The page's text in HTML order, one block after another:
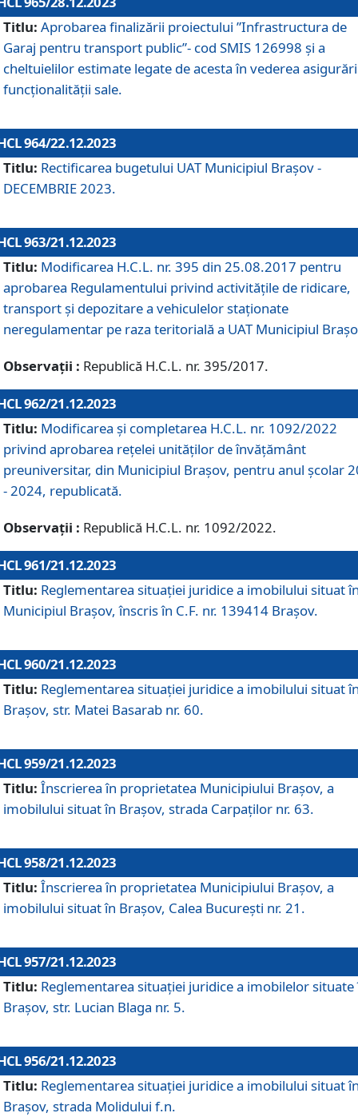
Titlu: Aprobarea finalizării proiectului ”Infrastructura de
Garaj pentru transport public”- cod SMIS 126998 și a
cheltuielilor estimate legate de acesta în vederea
funcționalității sale.
964/22.12.2023
Titlu: Rectificarea bugetului UAT Municipiul Braşov -
DECEMBRIE 2023.
963/21.12.2023
Titlu: Modificarea H.C.L. nr. 395 din 25.08.2017 pentru
aprobarea Regulamentului privind activitățile de ridicare,
transport şi depozitare a vehiculelor staționate
neregulamentar pe raza teritorială a UAT Municipiul
Observații : Republică H.C.L. nr. 395/2017.
962/21.12.2023
Titlu: Modificarea și completarea H.C.L. nr. 1092/2022
privind aprobarea rețelei unităților de învăţământ
preuniversitar, din Municipiul Braşov, pentru anul școlar
- 2024, republicată.
Observații : Republică H.C.L. nr. 1092/2022.
961/21.12.2023
Titlu: Reglementarea situației juridice a imobilului situat
Municipiul Brașov, înscris în C.F. nr. 139414 Brașov.
960/21.12.2023
Titlu: Reglementarea situației juridice a imobilului situat
Brașov, str. Matei Basarab nr. 60.
959/21.12.2023
Titlu: Înscrierea în proprietatea Municipiului Brașov, a
imobilului situat în Brașov, strada Carpaților nr. 63.
958/21.12.2023
Titlu: Înscrierea în proprietatea Municipiului Brașov, a
imobilului situat în Brașov, Calea București nr. 21.
957/21.12.2023
Titlu: Reglementarea situației juridice a imobilelor situate
Brașov, str. Lucian Blaga nr. 5.
956/21.12.2023
Titlu: Reglementarea situației juridice a imobilului situat
Brașov, strada Molidului f.n.